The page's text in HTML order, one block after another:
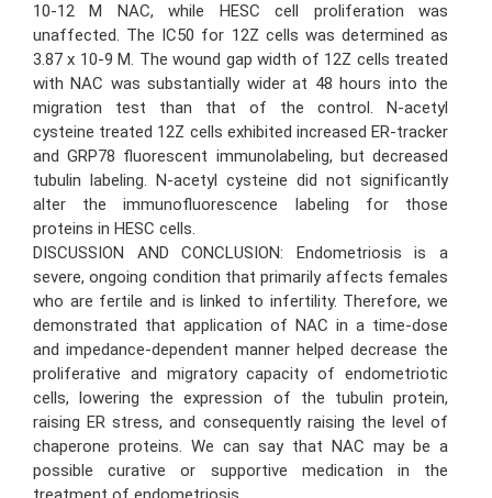
10-12 M NAC, while HESC cell proliferation was
unaffected. The IC50 for 12Z cells was determined as
3.87 x 10-9 M. The wound gap width of 12Z cells treated
with NAC was substantially wider at 48 hours into the
migration test than that of the control. N-acetyl
cysteine treated 12Z cells exhibited increased ER-tracker
and GRP78 fluorescent immunolabeling, but decreased
tubulin labeling. N-acetyl cysteine did not significantly
alter the immunofluorescence labeling for those
proteins in HESC cells.
DISCUSSION AND CONCLUSION: Endometriosis is a
severe, ongoing condition that primarily affects females
who are fertile and is linked to infertility. Therefore, we
demonstrated that application of NAC in a time-dose
and impedance-dependent manner helped decrease the
proliferative and migratory capacity of endometriotic
cells, lowering the expression of the tubulin protein,
raising ER stress, and consequently raising the level of
chaperone proteins. We can say that NAC may be a
possible curative or supportive medication in the